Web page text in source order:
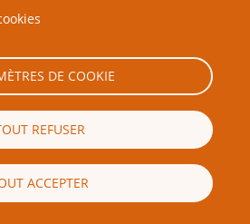
ptgptb
Article original : Defining our Terms
DE COOKIE
REFUSER
ACCEPTER